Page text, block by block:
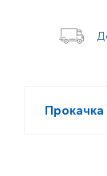
Прокачка